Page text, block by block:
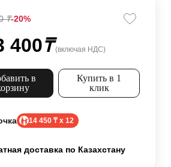
₸-20%
400₸ (включая НДС)
в
Купить в 1
клик
14 450 ₸ x 12
доставка по Казахстану